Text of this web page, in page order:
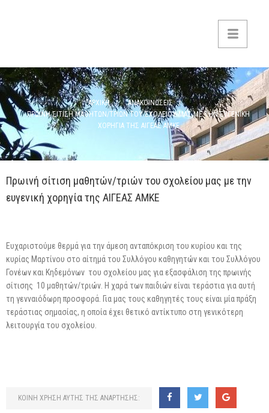
ΑΡΧΙΚΗ
ΑΝΑΚΟΙΝΩΣΕΙΣ
ΠΡΩΙΝΗ ΣΙΤΙΣΗ ΜΑΘΗΤΩΝ/ΤΡΙΩΝ ΤΟΥ ΣΧΟΛΕΙΟΥ ΜΑΣ ΜΕ ΤΗΝ ΕΥΓΕΝΙΚΗ
ΧΟΡΗΓΙΑ ΤΗΣ ΑΙΓΕΑΣ ΑΜΚΕ
Πρωινή σίτιση μαθητών/τριών του σχολείου μας με την
ευγενική χορηγία της ΑΙΓΕΑΣ ΑΜΚΕ
Ευχαριστούμε θερμά για την άμεση ανταπόκριση του κυρίου και της
κυρίας Μαρτίνου στο αίτημά του Συλλόγου καθηγητών και του Συλλόγου
Γονέων και Κηδεμόνων του σχολείου μας για εξασφάλιση της πρωινής
σίτισης 10 μαθητών/τριών. Η χαρά των παιδιών είναι τεράστια για αυτή
τη γενναιόδωρη προσφορά. Για μας τους καθηγητές τους είναι μία πράξη
τεράστιας σημασίας, η οποία έχει θετικό αντίκτυπο στη γενικότερη
λειτουργία του σχολείου.
ΚΟΙΝΗ ΧΡΗΣΗ ΑΥΤΗΣ ΤΗΣ ΑΝΑΡΤΗΣΗΣ: